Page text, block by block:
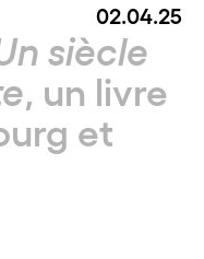
02.04.25
siècle
, un livre
et